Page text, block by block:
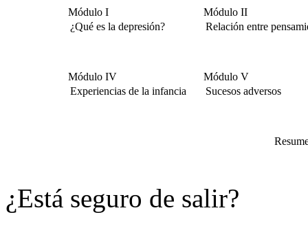
Módulo I
¿Qué es la depresión?
Módulo II
Relación entre
Módulo IV
Experiencias de la infancia
Módulo V
Sucesos adversos
¿Está seguro de salir?